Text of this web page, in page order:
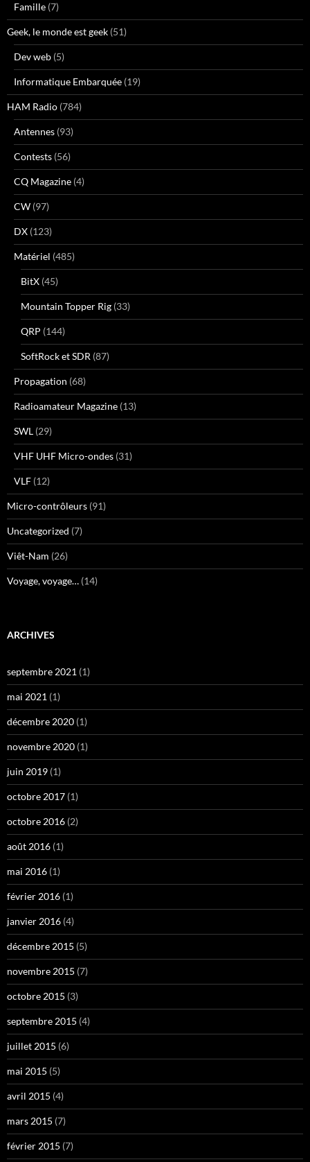
Famille (7)
Geek, le monde est geek (51)
Dev web (5)
Informatique Embarquée (19)
HAM Radio (784)
Antennes (93)
Contests (56)
CQ Magazine (4)
CW (97)
DX (123)
Matériel (485)
BitX (45)
Mountain Topper Rig (33)
QRP (144)
SoftRock et SDR (87)
Propagation (68)
Radioamateur Magazine (13)
SWL (29)
VHF UHF Micro-ondes (31)
VLF (12)
Micro-contrôleurs (91)
Uncategorized (7)
Viêt-Nam (26)
Voyage, voyage… (14)
ARCHIVES
septembre 2021 (1)
mai 2021 (1)
décembre 2020 (1)
novembre 2020 (1)
juin 2019 (1)
octobre 2017 (1)
octobre 2016 (2)
août 2016 (1)
mai 2016 (1)
février 2016 (1)
janvier 2016 (4)
décembre 2015 (5)
novembre 2015 (7)
octobre 2015 (3)
septembre 2015 (4)
juillet 2015 (6)
mai 2015 (5)
avril 2015 (4)
mars 2015 (7)
février 2015 (7)